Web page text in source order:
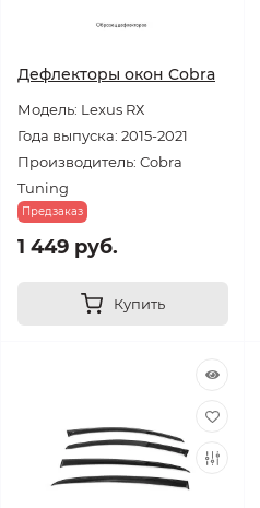
Дефлекторы окон Cobra
Модель: Lexus RХ
Года выпуска: 2015-2021
Производитель: Cobra
Tuning
Предзаказ
1 449 руб.
Купить